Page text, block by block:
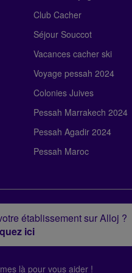
Club Cacher
Séjour Souccot
Vacances cacher ski
Voyage pessah 2024
Colonies Juives
Pessah Marrakech 2024
Pessah Agadir 2024
Pessah Maroc
établissement sur Alloj ?
ici
là pour vous aider !